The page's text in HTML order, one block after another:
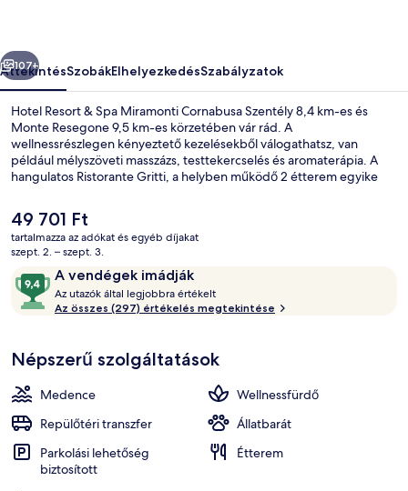
Következő
107+
ÁttekintésSzobákElhelyezkedésSzabályzatok
Hotel Resort & Spa Miramonti Cornabusa Szentély 8,4 km-es és
Monte Resegone 9,5 km-es körzetében vár rád. A
wellnessrészlegen kényeztető kezelésekből válogathatsz, van
például mélyszöveti masszázs, testtekercselés és aromaterápia. A
hangulatos Ristorante Gritti, a helyben működő 2 étterem egyike
és vacsorára. A hely vendégeit beltéri medence, szabadtéri
medence és bár/társalgó is várja.
A
jelenlegi
ár
49 701 Ft
tartalmazza az adókat és egyéb díjakat
szept. 2. – szept. 3.
ÉrtékelésekA vendégek imádják
9,4
ennyiből:
10,
vendégek
imádják
Az utazók által legjobbra értékelt
z
t
z
ó
k
á
Az összes (297) értékelés megtekintése
Népszerű szolgáltatások
Medence
Wellnessfürdő
Repülőtéri transzfer
Állatbarát
Parkolási lehetőség
biztosított
Étterem